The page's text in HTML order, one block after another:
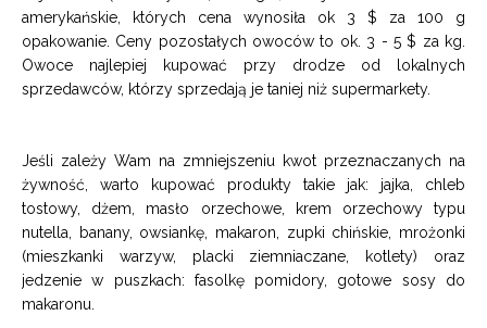
amerykańskie, których cena wynosiła ok 3 $ za 100 g
opakowanie. Ceny pozostałych owoców to ok. 3 - 5 $ za kg.
Owoce najlepiej kupować przy drodze od lokalnych
sprzedawców, którzy sprzedają je taniej niż supermarkety.
Jeśli zależy Wam na zmniejszeniu kwot przeznaczanych na
żywność, warto kupować produkty takie jak: jajka, chleb
tostowy, dżem, masło orzechowe, krem orzechowy typu
nutella, banany, owsiankę, makaron, zupki chińskie, mrożonki
(mieszkanki warzyw, placki ziemniaczane, kotlety) oraz
jedzenie w puszkach: fasolkę pomidory, gotowe sosy do
makaronu.